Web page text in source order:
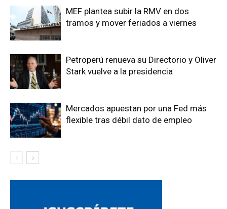
MEF plantea subir la RMV en dos
tramos y mover feriados a viernes
Petroperú renueva su Directorio y Oliver
Stark vuelve a la presidencia
Mercados apuestan por una Fed más
flexible tras débil dato de empleo